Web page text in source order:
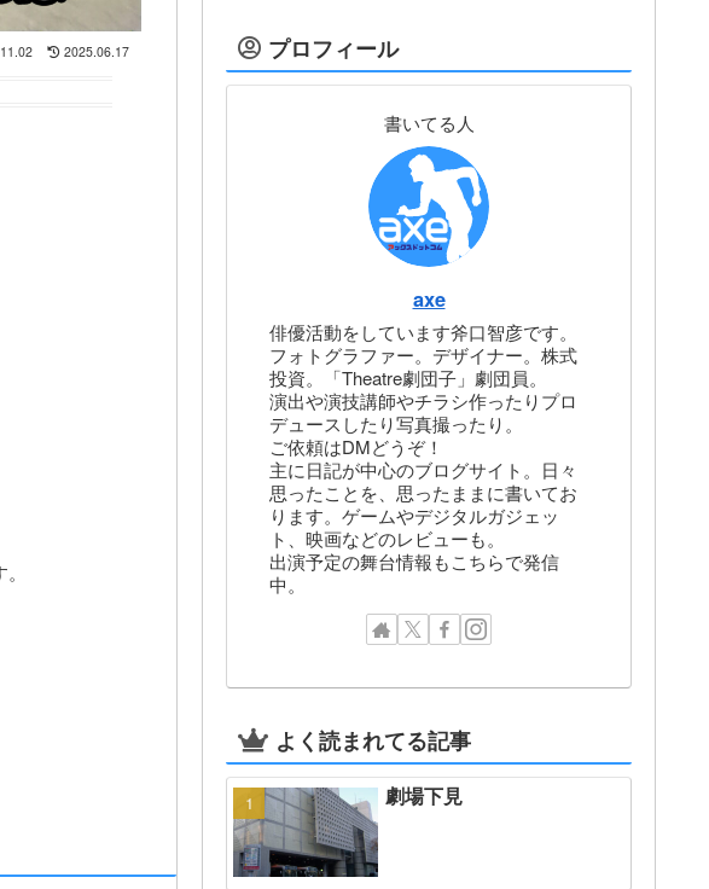
2025.06.17 プロフィール
書いてる人
axe
俳優活動をしています斧口智彦です。
フォトグラファー。デザイナー。株式
投資。「Theatre劇団子」劇団員。
演出や演技講師やチラシ作ったりプロ
デュースしたり写真撮ったり。
ご依頼はDMどうぞ！
主に日記が中心のブログサイト。日々
思ったことを、思ったままに書いてお
ります。ゲームやデジタルガジェッ
ト、映画などのレビューも。
出演予定の舞台情報もこちらで発信
中。
よく読まれてる記事
劇場下見